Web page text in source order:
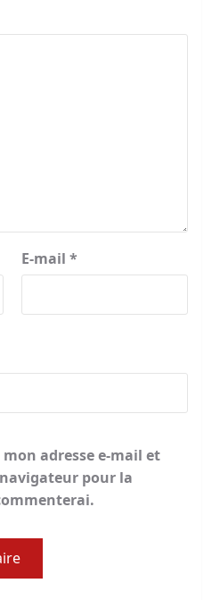
E-mail *
adresse e-mail et
pour la